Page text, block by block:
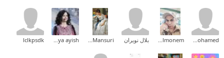
amr mohamed
Waled Abd Elmonem بلال نويران Enas Al-Mansuri
samya ayish
lclkpsdk